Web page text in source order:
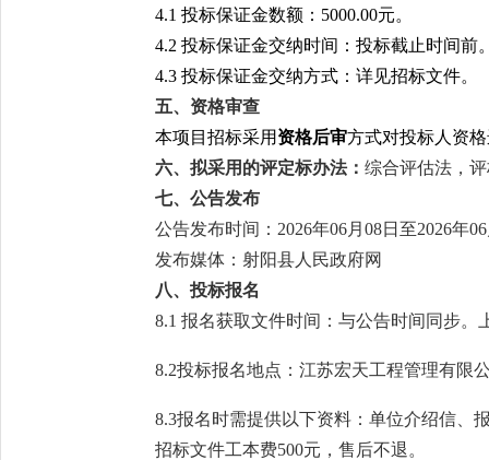
4.1 投标保证金数额： 5000.00元。
4.2 投标保证金交纳时间：投标截止时间前
4.3 投标保证金交纳方式：详见招标文件。
五、资格审查
本项 目 招标采用 资格后审方式对投标人资
六、 拟采用的评定标办法： 综合评估法 ，
七、公告发布
公告发布时间： 2026年06月 08日至2026年06
发布媒体： 射阳县人民政府网
八、投标报名
8.1 报名获取文件时间：与公告时间同步。
8.2投标报名地点： 江苏宏天工程管理有限
8.3报名时需提供以下资料：单位介绍信、
招标文件工本费500元，售后不退。